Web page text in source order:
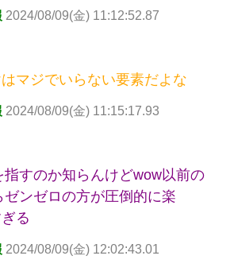
2024/08/09(金) 11:12:52.87
マジでいらない要素だよな
2024/08/09(金) 11:15:17.93
すのか知らんけどwow以前の
ンゼロの方が圧倒的に楽
る
2024/08/09(金) 12:02:43.01